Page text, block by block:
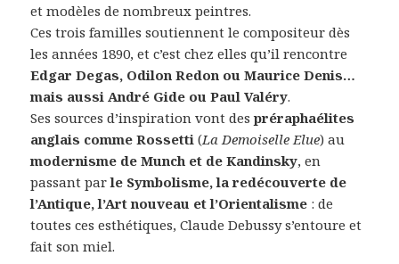
et modèles de nombreux peintres.
Ces trois familles soutiennent le compositeur dès
les années 1890, et c’est chez elles qu’il rencontre
Edgar Degas, Odilon Redon ou Maurice Denis…
mais aussi André Gide ou Paul Valéry.
Ses sources d’inspiration vont despréraphaélites
anglais comme Rossetti (La Demoiselle Elue) au
modernisme de Munch et de Kandinsky, en
passant parle Symbolisme, la redécouverte de
l’Antique, l’Art nouveau et l’Orientalisme : de
toutes ces esthétiques, Claude Debussy s’entoure et
fait son miel.